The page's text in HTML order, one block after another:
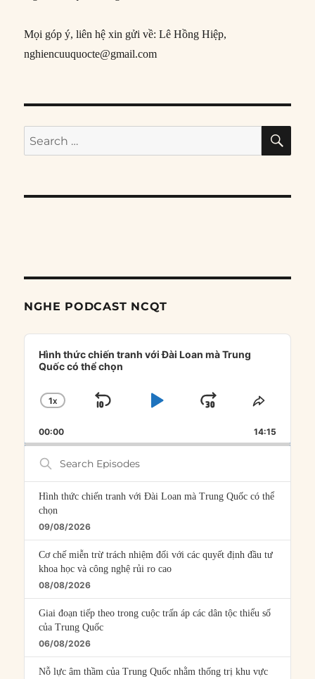
Mọi góp ý, liên hệ xin gửi về: Lê Hồng Hiệp,
nghiencuuquocte@gmail.com
Search
for:
NGHE PODCAST NCQT
Audio
Player
Hình thức chiến tranh với Đài Loan mà Trung
Quốc có thể chọn
CHANGE
RATE
1X
SKIP
PLAYJUMP
FORWARD
SHARE
00:00 14:15
Search
Episodes
Hình thức chiến tranh với Đài Loan mà Trung Quốc có thể
chọn
09/08/2026
Cơ chế miễn trừ trách nhiệm đối với các quyết định đầu tư
khoa học và công nghệ rủi ro cao
08/08/2026
Giai đoạn tiếp theo trong cuộc trấn áp các dân tộc thiểu số
của Trung Quốc
06/08/2026
Nỗ lực âm thầm của Trung Quốc nhằm thống trị khu vực